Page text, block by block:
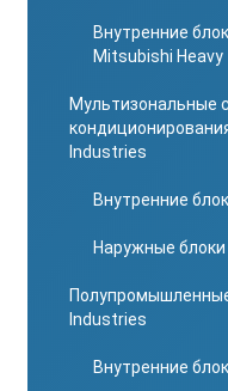
Внутренние
Mitsubishi Heavy
Мультизональные
Industries
Внутренние
Наружные блоки
Industries
Внутренние